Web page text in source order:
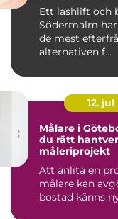
Ett lashlift och
Södermalm
de mest
alternativen f...
12. jul
Målare i
du rätt
måleriprojekt
Att anlita en
målare kan
bostad känns